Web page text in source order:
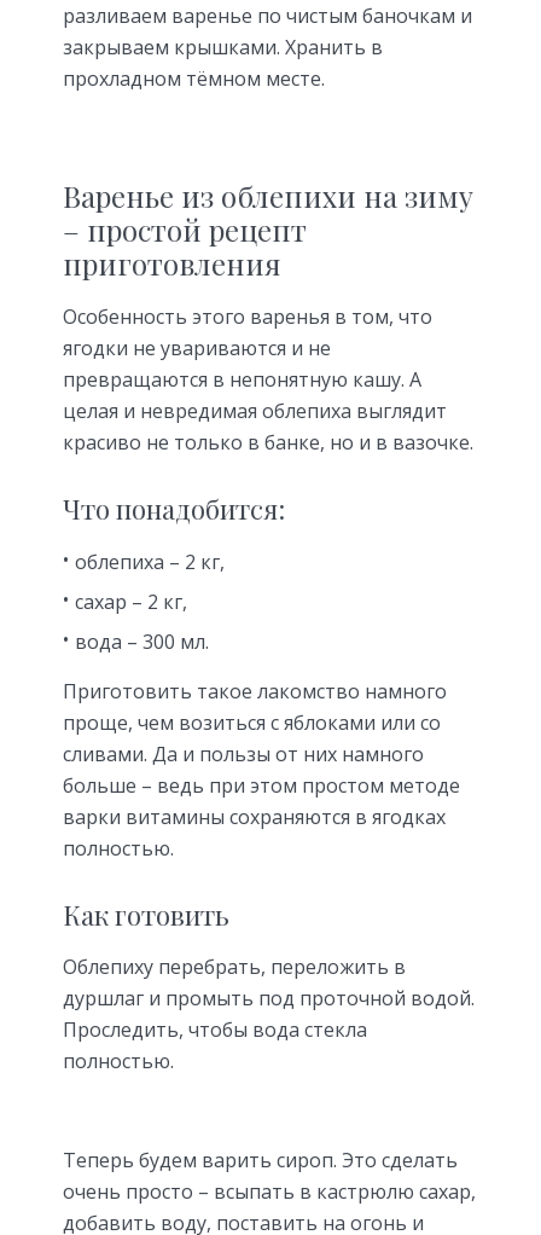
разливаем варенье по чистым баночкам и
закрываем крышками. Хранить в
прохладном тёмном месте.
Варенье из облепихи на зиму
– простой рецепт
приготовления
Особенность этого варенья в том, что
ягодки не увариваются и не
превращаются в непонятную кашу. А
целая и невредимая облепиха выглядит
красиво не только в банке, но и в вазочке.
Что понадобится:
облепиха – 2 кг,
сахар – 2 кг,
вода – 300 мл.
Приготовить такое лакомство намного
проще, чем возиться с яблоками или со
сливами. Да и пользы от них намного
больше – ведь при этом простом методе
варки витамины сохраняются в ягодках
полностью.
Как готовить
Облепиху перебрать, переложить в
дуршлаг и промыть под проточной водой.
Проследить, чтобы вода стекла
полностью.
Теперь будем варить сироп. Это сделать
очень просто – всыпать в кастрюлю сахар,
добавить воду, поставить на огонь и